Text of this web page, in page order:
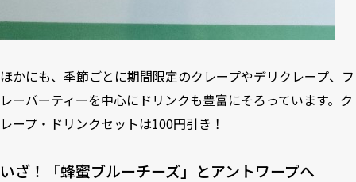
ほかにも、季節ごとに期間限定のクレープやデリクレープ、フ
レーバーティーを中心にドリンクも豊富にそろっています。ク
レープ・ドリンクセットは100円引き！
いざ！「蜂蜜ブルーチーズ」とアントワープへ